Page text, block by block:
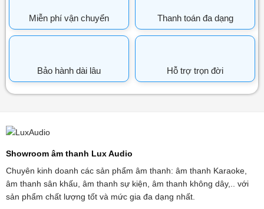
Miễn phí vận chuyển Thanh toán đa dạng
Bảo hành dài lâu Hỗ trợ trọn đời
Showroom âm thanh Lux Audio
Chuyên kinh doanh các sản phẩm âm thanh: âm thanh Karaoke,
âm thanh sân khấu, âm thanh sự kiện, âm thanh không dây,.. với
sản phẩm chất lượng tốt và mức gia đa dạng nhất.